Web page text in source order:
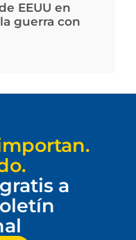
EEUU en
guerra con
a